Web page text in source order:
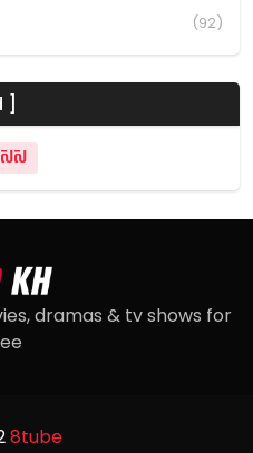
(92)
]
េស
dramas & tv shows for
8tube